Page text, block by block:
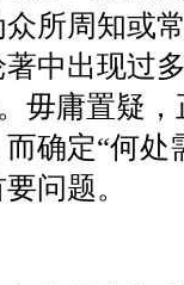
所周知或
中出现过
毋庸置疑
确定“何处
问题。